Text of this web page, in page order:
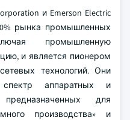
и Emerson Electric
рынка промышленных
промышленную
и является пионером
технологий. Они
спектр аппаратных и
для
производства» и